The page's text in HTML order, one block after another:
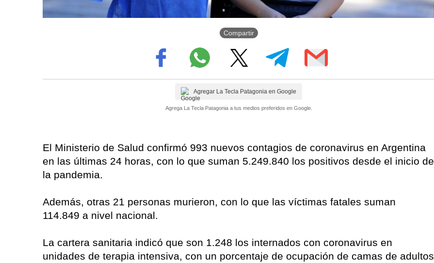
Compartir
Agregar La Tecla Patagonia en Google
Agrega La Tecla Patagonia a tus medios preferidos en Google.
El Ministerio de Salud confirmó 993 nuevos contagios de coronavirus en Argentina
en las últimas 24 horas, con lo que suman 5.249.840 los positivos desde el inicio de
la pandemia.
Además, otras 21 personas murieron, con lo que las víctimas fatales suman
114.849 a nivel nacional.
La cartera sanitaria indicó que son 1.248 los internados con coronavirus en
unidades de terapia intensiva, con un porcentaje de ocupación de camas de adultos